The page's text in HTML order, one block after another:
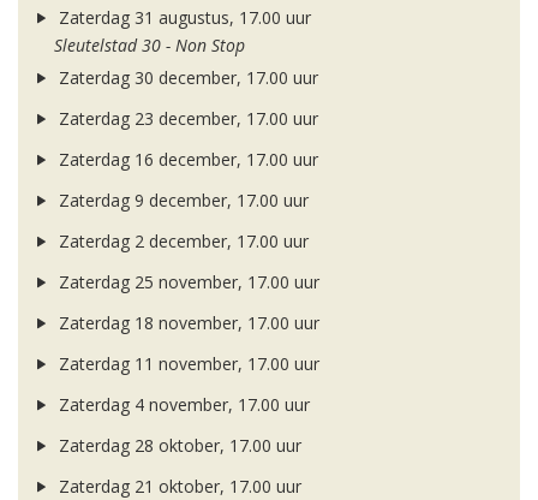
Zaterdag 31 augustus, 17.00 uur
Sleutelstad 30 - Non Stop
Zaterdag 30 december, 17.00 uur
Zaterdag 23 december, 17.00 uur
Zaterdag 16 december, 17.00 uur
Zaterdag 9 december, 17.00 uur
Zaterdag 2 december, 17.00 uur
Zaterdag 25 november, 17.00 uur
Zaterdag 18 november, 17.00 uur
Zaterdag 11 november, 17.00 uur
Zaterdag 4 november, 17.00 uur
Zaterdag 28 oktober, 17.00 uur
Zaterdag 21 oktober, 17.00 uur